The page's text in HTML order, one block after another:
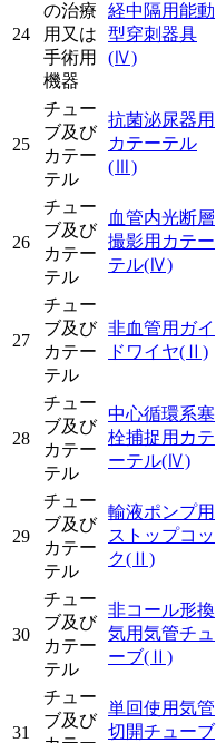
24
の治療
用又は
手術用
機器
経中隔用能動
型穿刺器具
(Ⅳ)
25
チュー
ブ及び
カテー
テル
抗菌泌尿器用
カテーテル
(Ⅲ)
26
チュー
ブ及び
カテー
テル
血管内光断層
撮影用カテー
テル(Ⅳ)
27
チュー
ブ及び
カテー
テル
非血管用ガイ
ドワイヤ(Ⅱ)
28
チュー
ブ及び
カテー
テル
中心循環系塞
栓捕捉用カテ
ーテル(Ⅳ)
29
チュー
ブ及び
カテー
テル
輸液ポンプ用
ストップコッ
ク(Ⅱ)
30
チュー
ブ及び
カテー
テル
非コール形換
気用気管チュ
ーブ(Ⅱ)
31
チュー
ブ及び
単回使用気管
切開チューブ